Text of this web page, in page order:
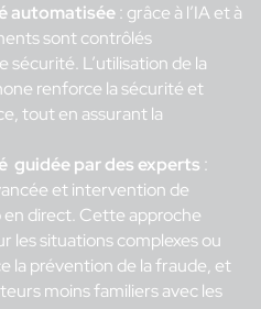
automatisée: grâce à l’IA et à
sont contrôlés
L’utilisation de la
renforce la sécurité et
tout en assurant la
guidée par des experts :
et intervention de
en direct. Cette approche
les situations complexes ou
la prévention de la fraude, et
moins familiers avec les